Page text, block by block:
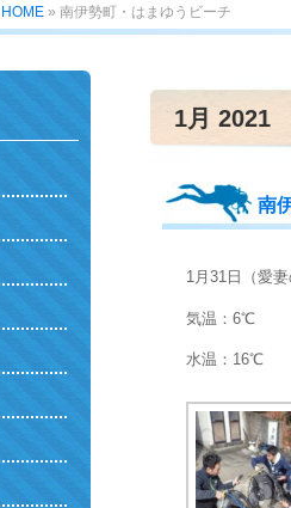
HOME » 南伊勢町・はまゆうビーチ
1月 2021
南
1月31日（愛
気温：6℃
水温：16℃